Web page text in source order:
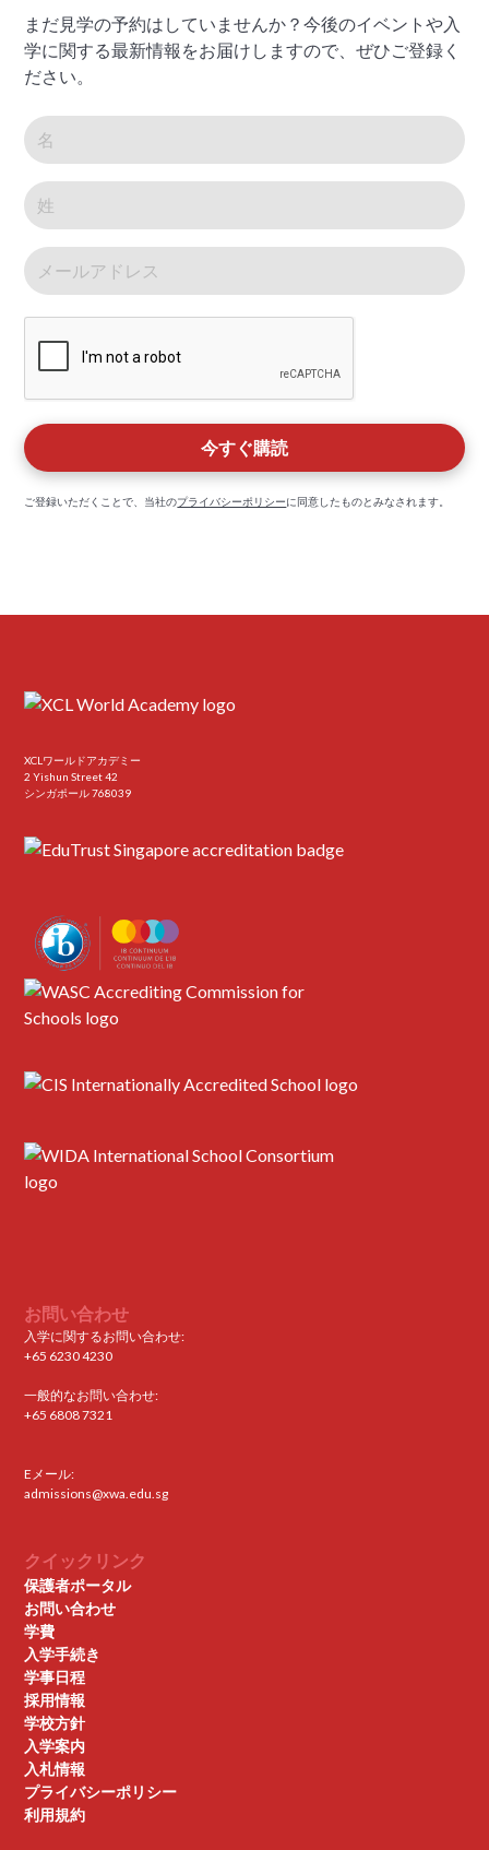
まだ見学の予約はしていませんか？今後のイベントや入
学に関する最新情報をお届けしますので、ぜひご登録く
ださい。
ご登録いただくことで、当社のプライバシーポリシーに同意したものとみなされます。
XCLワールドアカデミー
2 Yishun Street 42
シンガポール 768039
お問い合わせ
入学に関するお問い合わせ:
+65 6230 4230
一般的なお問い合わせ:
+65 6808 7321
Eメール:
admissions@xwa.edu.sg
クイックリンク
保護者ポータル
お問い合わせ
学費
入学手続き
学事日程
採用情報
学校方針
入学案内
入札情報
プライバシーポリシー
利用規約